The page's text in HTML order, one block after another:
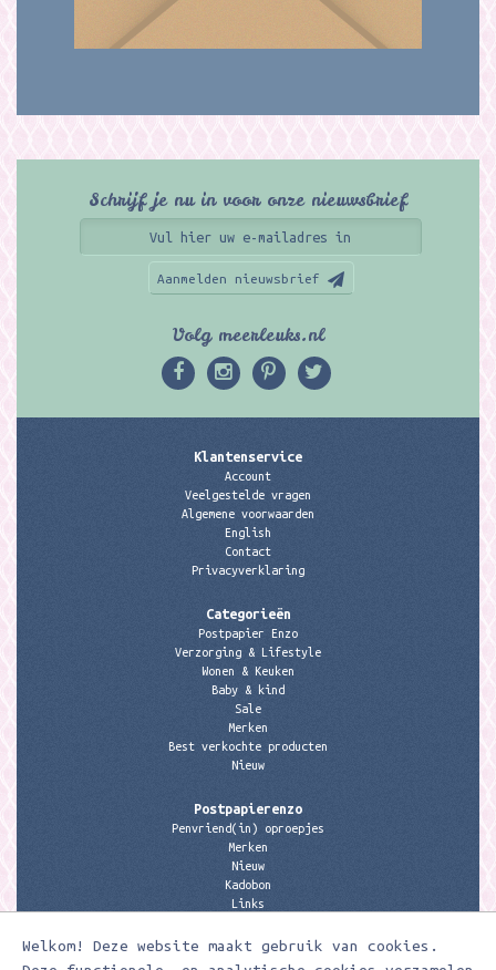
Welkom! Deze website maakt gebruik van cookies.
Schrijf je nu in voor onze nieuwsbrief
Aanmelden nieuwsbrief
Volg meerleuks.nl
Klantenservice
Account
Veelgestelde vragen
Algemene voorwaarden
English
Contact
Privacyverklaring
Categorieën
Postpapier Enzo
Verzorging & Lifestyle
Wonen & Keuken
Baby & kind
Sale
Merken
Best verkochte producten
Nieuw
Postpapierenzo
Penvriend(in) oproepjes
Merken
Nieuw
Kadobon
Links
Contactgegevens
Meerleuks